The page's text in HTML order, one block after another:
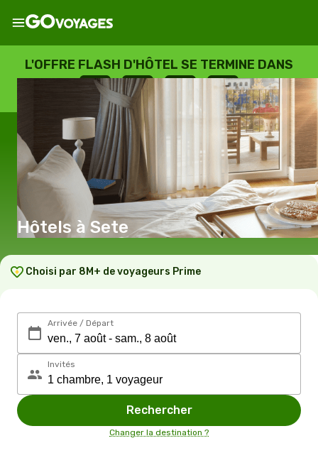
L'OFFRE FLASH D'HÔTEL SE TERMINE DANS
--
JOURS
: --
HEURES
: --
SECONDES
Hôtels à Sete
Choisi par 8M+ de voyageurs Prime
Arrivée / Départ
Invités
Rechercher
Changer la destination ?